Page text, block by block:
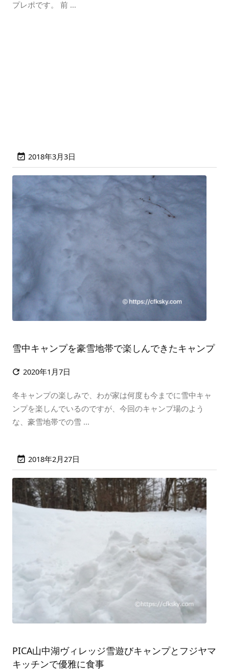
プレポです。 前 ...
 2018年3月3日
雪中キャンプを豪雪地帯で楽しんできたキャンプ
 2020年1月7日
冬キャンプの楽しみで、わが家は何度も今までに雪中キャ
ンプを楽しんでいるのですが、今回のキャンプ場のよう
な、豪雪地帯での雪 ...
 2018年2月27日
PICA山中湖ヴィレッジ雪遊びキャンプとフジヤマ
キッチンで優雅に食事